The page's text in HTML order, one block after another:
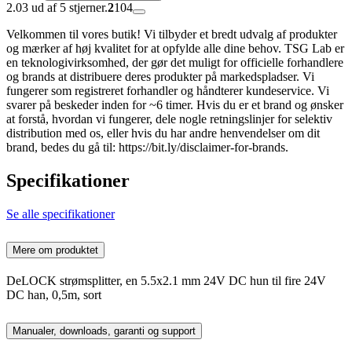
2.03 ud af 5 stjerner.2104
Velkommen til vores butik! Vi tilbyder et bredt udvalg af produkter
og mærker af høj kvalitet for at opfylde alle dine behov. TSG Lab er
en teknologivirksomhed, der gør det muligt for officielle forhandlere
og brands at distribuere deres produkter på markedspladser. Vi
fungerer som registreret forhandler og håndterer kundeservice. Vi
svarer på beskeder inden for ~6 timer. Hvis du er et brand og ønsker
at forstå, hvordan vi fungerer, dele nogle retningslinjer for selektiv
distribution med os, eller hvis du har andre henvendelser om dit
brand, bedes du gå til: https://bit.ly/disclaimer-for-brands.
Specifikationer
Se alle specifikationer
Mere om produktet
DeLOCK strømsplitter, en 5.5x2.1 mm 24V DC hun til fire 24V
DC han, 0,5m, sort
Manualer, downloads, garanti og support